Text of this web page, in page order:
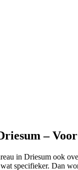
–
in Driesum ook
wat specifieker. Dan